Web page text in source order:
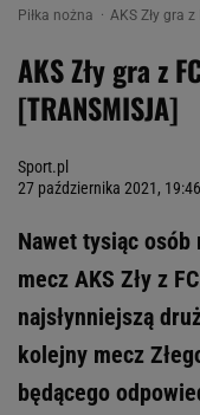
Piłka nożna AKS Zły gra
AKS Zły gra z
[TRANSMISJA]
Sport.pl
27 października 2021, 19:46
Nawet tysiąc
mecz AKS Zły z
najsłynniejszą
kolejny mecz
będącego